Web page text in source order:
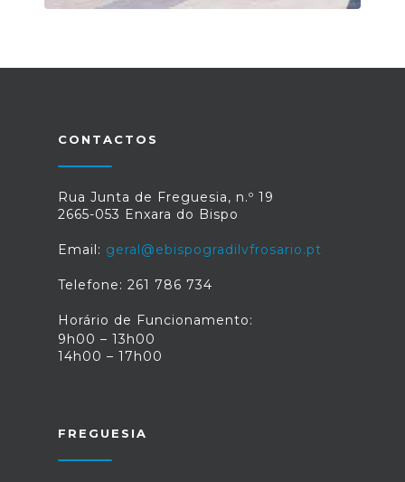
CONTACTOS
Rua Junta de Freguesia, n.º 19
2665-053 Enxara do Bispo
Email: geral@ebispogradilvfrosario.pt
Telefone: 261 786 734
Horário de Funcionamento:
9h00 – 13h00
14h00 – 17h00
FREGUESIA